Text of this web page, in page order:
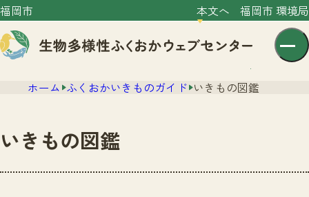
福岡市 本文へ 福岡市 環境局
センター紹介
ホーム ふくおかいきものガイド いきもの図鑑
いきもの図鑑